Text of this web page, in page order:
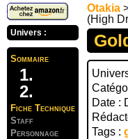
Univers :
Sommaire
Fiche Technique
Staff
Personnage
Otakia
(High
Date :
Tags :